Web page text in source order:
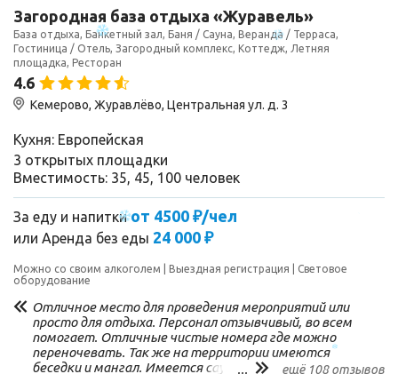
Загородная база отдыха «Журавель»
База отдыха, Банкетный зал, Баня / Сауна, Веранда / Терраса,
Гостиница / Отель, Загородный комплекс, Коттедж, Летняя
площадка, Ресторан
4.6
Кемерово, Журавлёво, Центральная ул. д. 3
Кухня: Европейская
3 открытых площадки
Вместимость: 35, 45, 100 человек
За еду и напиткиот 4500 ₽/чел
или Аренда без еды 24 000 ₽
Можно со своим алкоголем Выездная регистрация
Световое
оборудование
Отличное место для проведения мероприятий или
просто для отдыха. Персонал отзывчивый, во всем
помогает. Отличные чистые номера где можно
переночевать. Так же на территории имеются
беседки и мангал. Имеется сауна и бассейн всё на
... ещё 108 отзывов